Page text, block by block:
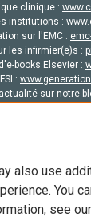
clinique :
institutions :
sur l'EMC :
les infirmier(e)s :
books Elsevier :
:
sur notre
de licence et
also use
You
see our